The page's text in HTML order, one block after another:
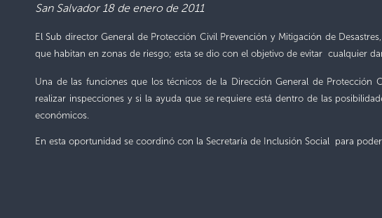
San Salvador 18 de enero de 2011
El Sub director General de Protección Civil Prevención y Mitigación de
que habitan en zonas de riesgo; esta se dio con el objetivo de evitar cualquier
Una de las funciones que los técnicos de la Dirección General de
realizar inspecciones y si la ayuda que se requiere está dentro de las
económicos.
En esta oportunidad se coordinó con la Secretaría de Inclusión Social para